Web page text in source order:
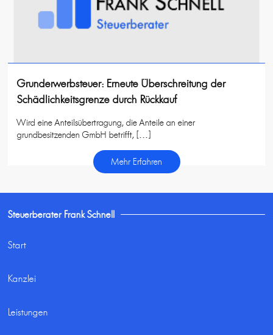
Grunderwerbsteuer: Erneute Überschreitung der
Schädlichkeitsgrenze durch Rückkauf
Wird eine Anteilsübertragung, die Anteile an einer
grundbesitzenden GmbH betrifft, […]
Mehr Erfahren
Steuerberater Frank Schnell
Start
Kanzlei
Leistungen